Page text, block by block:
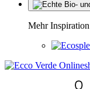
Mehr Inspiration